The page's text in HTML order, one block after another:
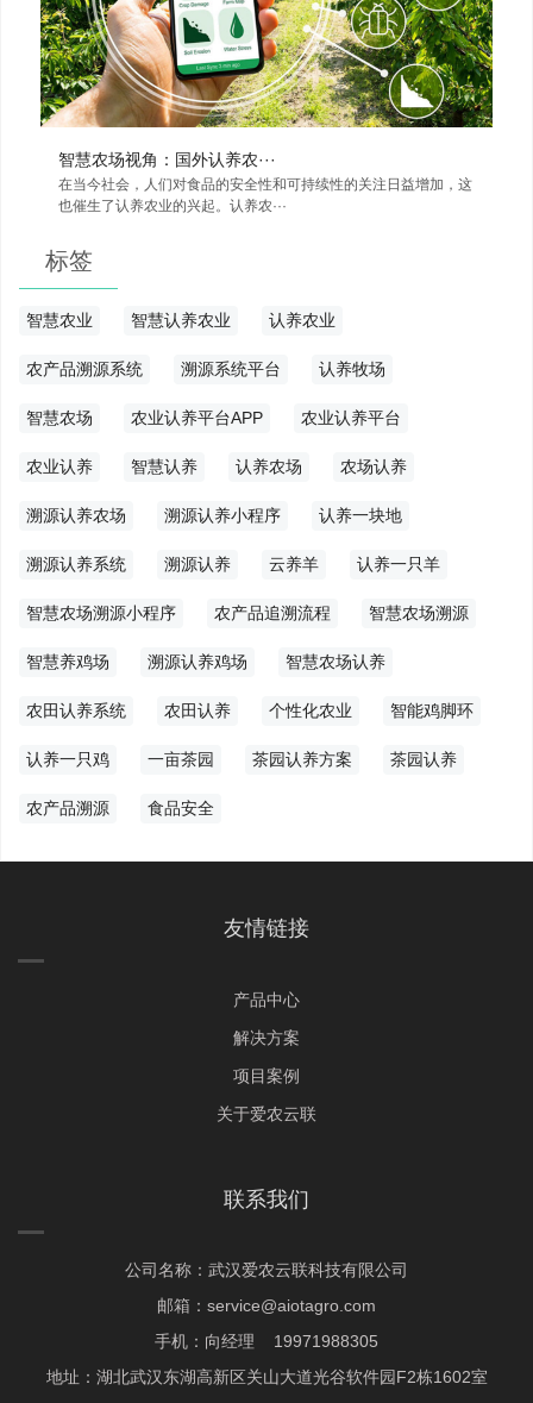
智慧农场视角：国外认养农···
在当今社会，人们对食品的安全性和可持续性的关注日益增加，这
也催生了认养农业的兴起。认养农···
标签
智慧农业 智慧认养农业 认养农业
农产品溯源系统 溯源系统平台 认养牧场
智慧农场 农业认养平台APP 农业认养平台
农业认养 智慧认养 认养农场 农场认养
溯源认养农场 溯源认养小程序 认养一块地
溯源认养系统 溯源认养 云养羊 认养一只羊
智慧农场溯源小程序 农产品追溯流程 智慧农场溯源
智慧养鸡场 溯源认养鸡场 智慧农场认养
农田认养系统 农田认养 个性化农业 智能鸡脚环
认养一只鸡 一亩茶园 茶园认养方案 茶园认养
农产品溯源 食品安全
友情链接
产品中心
解决方案
项目案例
关于爱农云联
联系我们
公司名称：武汉爱农云联科技有限公司
邮箱：service@aiotagro.com
手机：向经理 19971988305
地址：湖北武汉东湖高新区关山大道光谷软件园F2栋1602室